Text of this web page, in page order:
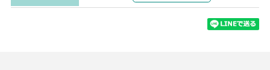
また、スライダー付きプールやキッズアクテ
ィビティなど、ファミリー向けリゾートで